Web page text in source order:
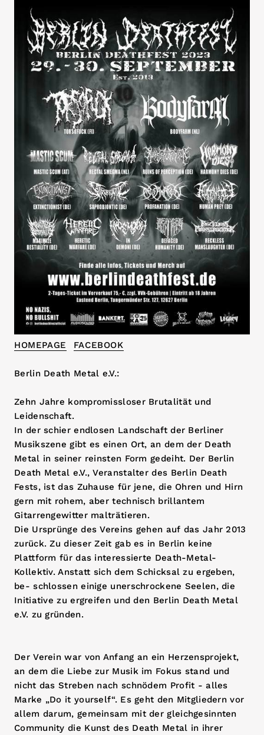
HOMEPAGE FACEBOOK
Berlin Death Metal e.V.:
Zehn Jahre kompromissloser Brutalität und
Leidenschaft.
In der schier endlosen Landschaft der Berliner
Musikszene gibt es einen Ort, an dem der Death
Metal in seiner reinsten Form gedeiht. Der Berlin
Death Metal e.V., Veranstalter des Berlin Death
Fests, ist das Zuhause für jene, die Ohren und Hirn
gern mit rohem, aber technisch brillantem
Gitarrengewitter malträtieren.
Die Ursprünge des Vereins gehen auf das Jahr 2013
zurück. Zu dieser Zeit gab es in Berlin keine
Plattform für das interessierte Death-Metal-
Kollektiv. Anstatt sich dem Schicksal zu ergeben,
be- schlossen einige unerschrockene Seelen, die
Initiative zu ergreifen und den Berlin Death Metal
e.V. zu gründen.
Der Verein war von Anfang an ein Herzensprojekt,
an dem die Liebe zur Musik im Fokus stand und
nicht das Streben nach schnödem Profit - alles
Marke „Do it yourself“. Es geht den Mitgliedern vor
allem darum, gemeinsam mit der gleichgesinnten
Community die Kunst des Death Metal in ihrer